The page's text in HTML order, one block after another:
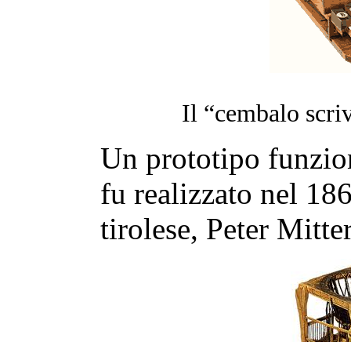
Il “cembalo
Un prototipo
fu realizzato nel
tirolese, Peter